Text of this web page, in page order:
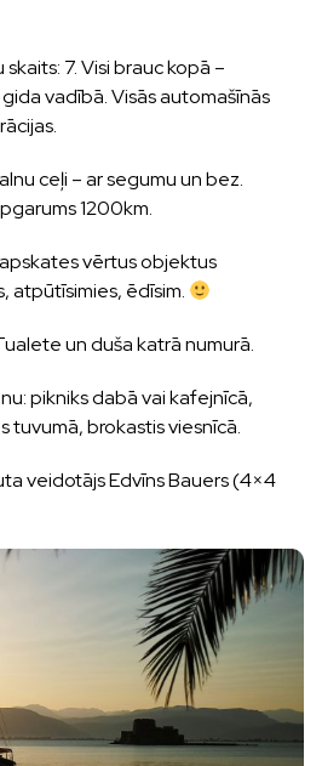
7. Visi brauc kopā –
vadībā. Visās automašīnās
ceļi – ar segumu un bez.
1200km.
vērtus objektus
atpūtīsimies, ēdīsim.
un duša katrā numurā.
pikniks dabā vai kafejnīcā,
tuvumā, brokastis viesnīcā.
veidotājs Edvīns Bauers (4×4